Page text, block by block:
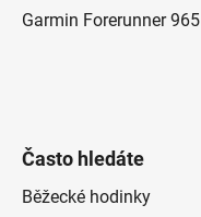
Garmin Forerunner 965
Často hledáte
Běžecké hodinky